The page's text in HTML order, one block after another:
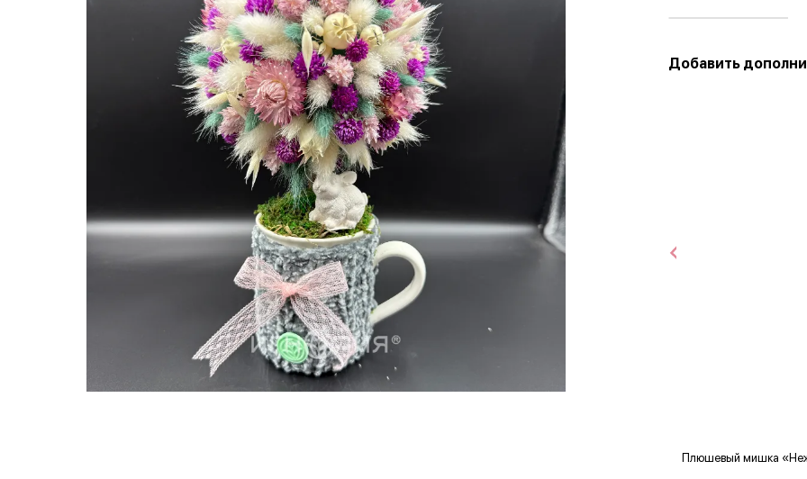
Добавить
Плюшевый мишка